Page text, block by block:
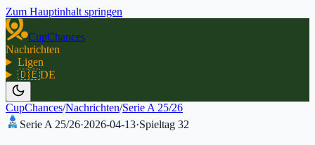
Zum Hauptinhalt springen
CupChances
Nachrichten
Ligen
🇩🇪DE
CupChances/Nachrichten/Serie A 25/26
Serie A 25/26·2026-04-13·Spieltag 32